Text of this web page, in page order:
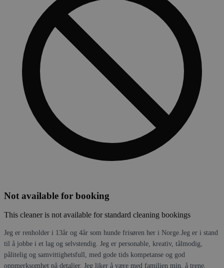
Not available for booking
This cleaner is not available for standard cleaning bookings
Jeg er renholder i 13år og 4år som hunde frisøren her i Norge.Jeg er i stand
til å jobbe i et lag og selvstendig. Jeg er personable, kreativ, tålmodig,
pålitelig og samvittighetsfull, med gode tids kompetanse og god
oppmerksomhet på detaljer. Jeg liker å være med familien min, å trene,